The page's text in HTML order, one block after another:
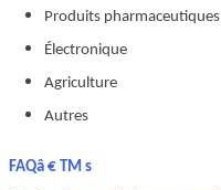
Produits pharmaceutiques
Électronique
Agriculture
Autres
FAQâ € TM s